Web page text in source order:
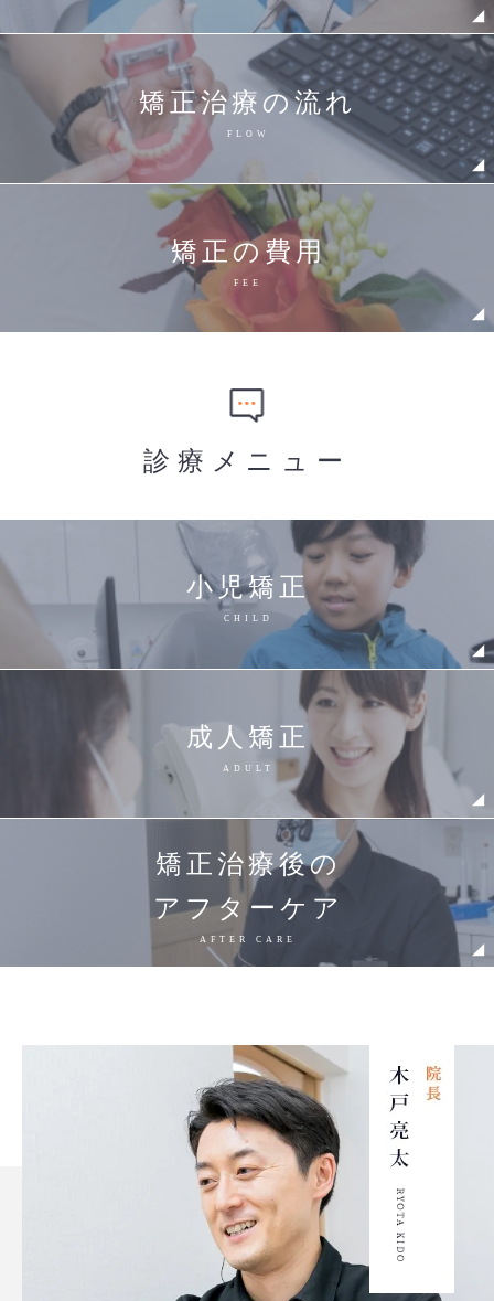
矯正治療の流れ
FLOW
矯正の費用
FEE
診療メニュー
小児矯正
CHILD
成人矯正
ADULT
矯正治療後の
アフターケア
AFTER CARE